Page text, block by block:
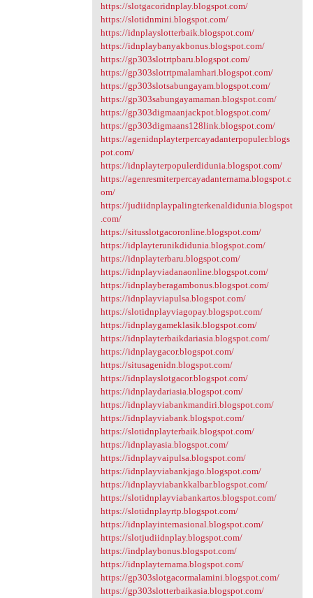
https://slotgacoridnplay.blogspot.com/
https://slotidnmini.blogspot.com/
https://idnplayslotterbaik.blogspot.com/
https://idnplaybanyakbonus.blogspot.com/
https://gp303slotrtpbaru.blogspot.com/
https://gp303slotrtpmalamhari.blogspot.com/
https://gp303slotsabungayam.blogspot.com/
https://gp303sabungayamaman.blogspot.com/
https://gp303digmaanjackpot.blogspot.com/
https://gp303digmaans128link.blogspot.com/
https://agenidnplayterpercayadanterpopuler.blogs
pot.com/
https://idnplayterpopulerdidunia.blogspot.com/
https://agenresmiterpercayadanternama.blogspot.c
om/
https://judiidnplaypalingterkenaldidunia.blogspot
.com/
https://situsslotgacoronline.blogspot.com/
https://idplayterunikdidunia.blogspot.com/
https://idnplayterbaru.blogspot.com/
https://idnplayviadanaonline.blogspot.com/
https://idnplayberagambonus.blogspot.com/
https://idnplayviapulsa.blogspot.com/
https://slotidnplayviagopay.blogspot.com/
https://idnplaygameklasik.blogspot.com/
https://idnplayterbaikdariasia.blogspot.com/
https://idnplaygacor.blogspot.com/
https://situsagenidn.blogspot.com/
https://idnplayslotgacor.blogspot.com/
https://idnplaydariasia.blogspot.com/
https://idnplayviabankmandiri.blogspot.com/
https://idnplayviabank.blogspot.com/
https://slotidnplayterbaik.blogspot.com/
https://idnplayasia.blogspot.com/
https://idnplayvaipulsa.blogspot.com/
https://idnplayviabankjago.blogspot.com/
https://idnplayviabankkalbar.blogspot.com/
https://slotidnplayviabankartos.blogspot.com/
https://slotidnplayrtp.blogspot.com/
https://idnplayinternasional.blogspot.com/
https://slotjudiidnplay.blogspot.com/
https://indplaybonus.blogspot.com/
https://idnplayternama.blogspot.com/
https://gp303slotgacormalamini.blogspot.com/
https://gp303slotterbaikasia.blogspot.com/